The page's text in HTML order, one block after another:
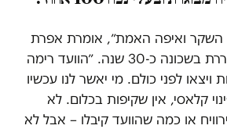
השקר ואיפה האמת״, אומרת אפרת
קמחי, בת 51 המתגוררת בשכונה כ-30 שנה. ״הוועד רימה
ויצאו לפני כולם. מי יאשר לנו עכשיו
קלאסי, אין שקיפות בכלום. לא
או כמה שהוועד קיבלו – אבל לא